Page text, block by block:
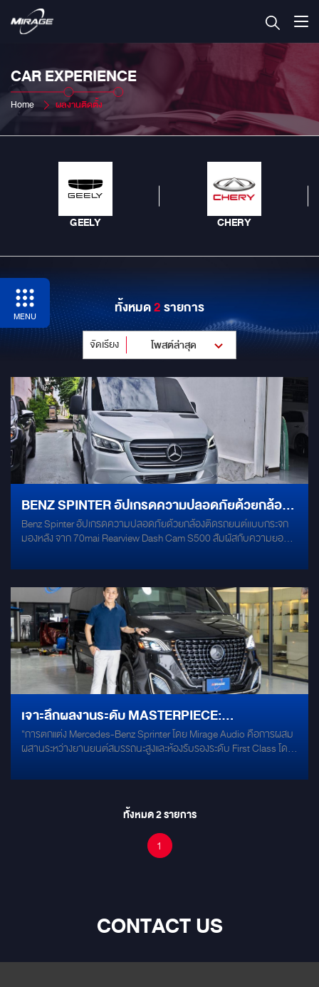
CAR EXPERIENCE
Home ผลงานติดตั้ง
GEELY CHERY
MENU ทั้งหมด2รายการ
จัดเรียง โพสต์ล่าสุด
BENZ SPINTER อัปเกรดความปลอดภัยด้วยกล้อง
ติดรถยนต์เเบบกระจกมองหลัง
Benz Spinter อัปเกรดความปลอดภัยด้วยกล้องติดรถยนต์เเบบกระจก
มองหลัง จาก 70mai Rearview Dash Cam S500 สัมผัสกับความยอด
ระดับพรีเมียมที่ให้มากกว่าความชัด! สัมผัสประสบการณ์คุณภาพของ
STARVIS 2IMX675 หน้าจอสัมผัสแบบฟูลลามิเนตขนาด 9.35 นิ้ว เลนส์
มุมกว้างทั้งกล้องหน้าและหลัง มุมมองครอบคลุมถนน 3 เลนส์ เก็บราย
ละเอียดได้อย่างยอดเยี่ยมภาพคมชัดแม้ในสภาพแสงน้อยเช่น ความซับ
ซ้อนของแสงในเวลากลางคืนและแสงสว่างจ้ากะทันหันเมื่อออกจากอุโมงค์
เมื่อเข้าเกียร์ถอยหลัง กล้องติดรถยนต์ทำเครื่องหมายเส้นที่จอดรถโดย
อัตโนมัติ ทำให้การจอดรถง่ายขึ้น บันทึกวิดีโอฉุกเฉิน & ตรวจสอบที่จอด
รถตลอด 24 ชั่วโมง การบันทึก ช่องสัญญาณคู่ โซลูชั่นซุปเปอร์คาปาซิ
เตอร์ การควบคุมด้วยเสียง
เจาะลึกผลงานระดับ MASTERPIECE:
MERCEDES-BENZ SPRINTER โดย MIRAGE
AUDIO เมื่อ ’’’’การเดินทาง’’’’ กลายเป็น ’’’’รางวัล
ของชีวิต’’’’
"การตกแต่ง Mercedes-Benz Sprinter โดย Mirage Audio คือการผสม
ผสานระหว่างยานยนต์สมรรถนะสูงและห้องรับรองระดับ First Class โดด
อัจฉริยะ 55 นิ้ว และหลังคา Starlight เหมาะสำหรับนักธุรกิจและครอบครัว
ทั้งหมด2รายการ
1
CONTACT US